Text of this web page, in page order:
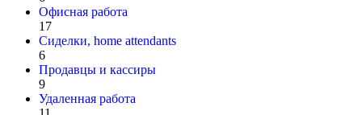
Офисная работа
17
Сиделки, home attendants
6
Продавцы и кассиры
9
Удаленная работа